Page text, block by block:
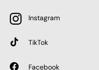
Instagram
TikTok
Facebook